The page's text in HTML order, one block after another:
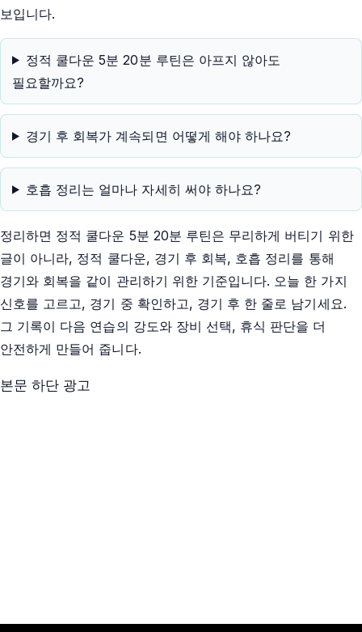
보입니다.
정적 쿨다운 5분 20분 루틴은 아프지 않아도
필요할까요?
경기 후 회복가 계속되면 어떻게 해야 하나요?
호흡 정리는 얼마나 자세히 써야 하나요?
정리하면 정적 쿨다운 5분 20분 루틴은 무리하게 버티기 위한
글이 아니라, 정적 쿨다운, 경기 후 회복, 호흡 정리를 통해
경기와 회복을 같이 관리하기 위한 기준입니다. 오늘 한 가지
신호를 고르고, 경기 중 확인하고, 경기 후 한 줄로 남기세요.
그 기록이 다음 연습의 강도와 장비 선택, 휴식 판단을 더
안전하게 만들어 줍니다.
본문 하단 광고